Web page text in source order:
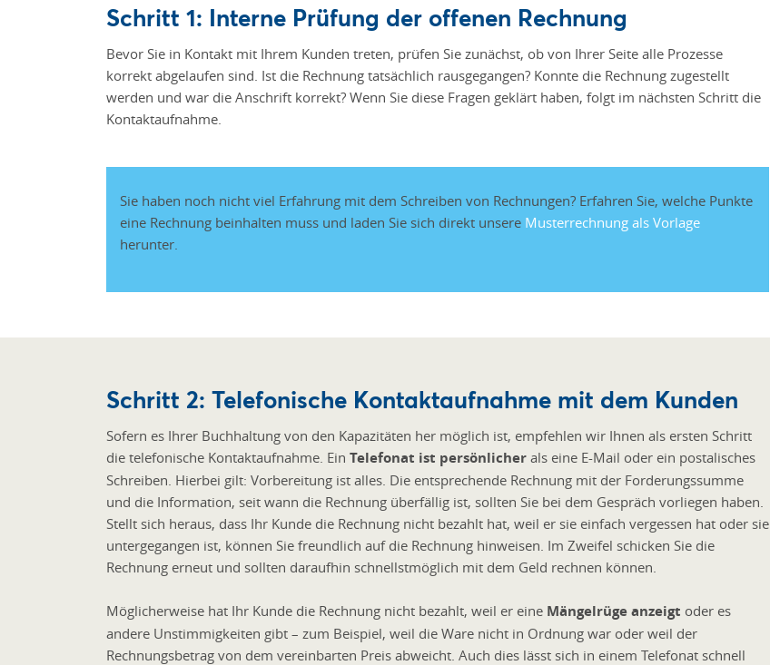
Schritt 1: Interne Prüfung der offenen Rechnung
Bevor Sie in Kontakt mit Ihrem Kunden treten, prüfen Sie zunächst, ob von Ihrer Seite alle Prozesse
korrekt abgelaufen sind. Ist die Rechnung tatsächlich rausgegangen? Konnte die Rechnung zugestellt
werden und war die Anschrift korrekt? Wenn Sie diese Fragen geklärt haben, folgt im nächsten Schritt die
Kontaktaufnahme.
Sie haben noch nicht viel Erfahrung mit dem Schreiben von Rechnungen? Erfahren Sie, welche Punkte
eine Rechnung beinhalten muss und laden Sie sich direkt unsere Musterrechnung als Vorlage
herunter.
Schritt 2: Telefonische Kontaktaufnahme mit dem Kunden
Sofern es Ihrer Buchhaltung von den Kapazitäten her möglich ist, empfehlen wir Ihnen als ersten Schritt
die telefonische Kontaktaufnahme. Ein Telefonat ist persönlicher als eine E-Mail oder ein postalisches
Schreiben. Hierbei gilt: Vorbereitung ist alles. Die entsprechende Rechnung mit der Forderungssumme
und die Information, seit wann die Rechnung überfällig ist, sollten Sie bei dem Gespräch vorliegen haben.
Stellt sich heraus, dass Ihr Kunde die Rechnung nicht bezahlt hat, weil er sie einfach vergessen hat oder sie
untergegangen ist, können Sie freundlich auf die Rechnung hinweisen. Im Zweifel schicken Sie die
Rechnung erneut und sollten daraufhin schnellstmöglich mit dem Geld rechnen können.
Möglicherweise hat Ihr Kunde die Rechnung nicht bezahlt, weil er eine Mängelrüge anzeigt oder es
andere Unstimmigkeiten gibt – zum Beispiel, weil die Ware nicht in Ordnung war oder weil der
Rechnungsbetrag von dem vereinbarten Preis abweicht. Auch dies lässt sich in einem Telefonat schnell